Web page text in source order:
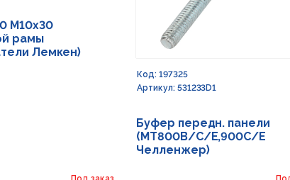
М10х30
рамы
Лемкен)
Код: 197325
Артикул: 531233D1
Буфер передн. панели
(MT800B/C/E,900C/E
Челленжер)